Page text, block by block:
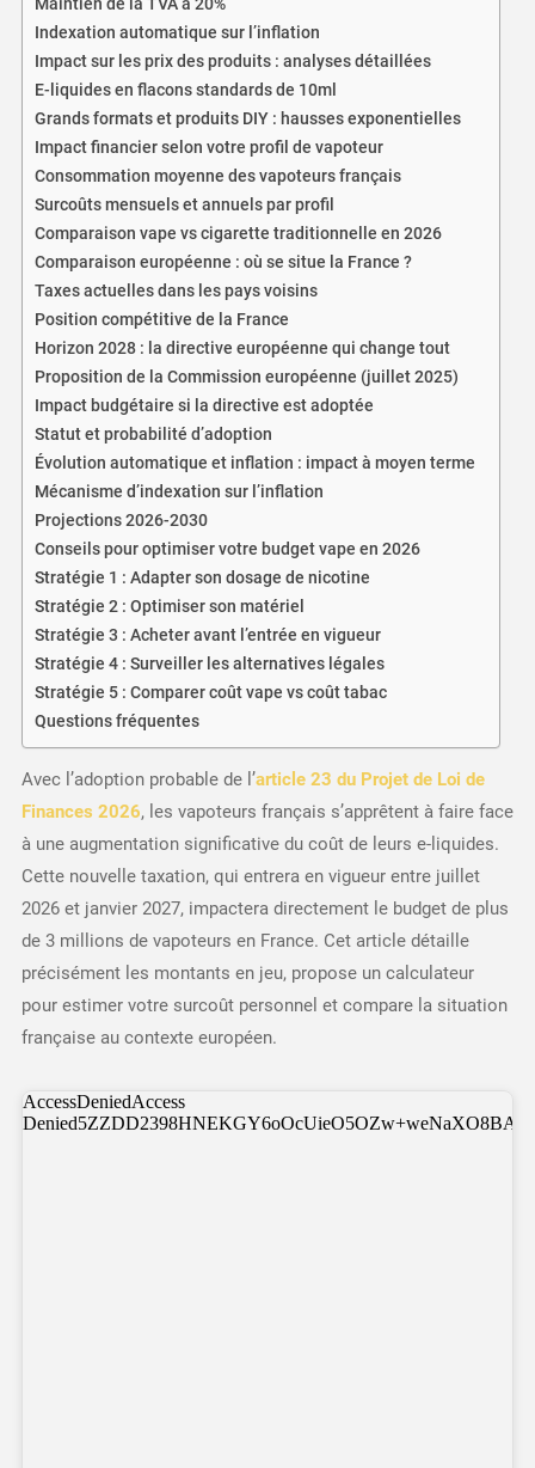
Maintien de la TVA à 20%
Indexation automatique sur l’inflation
Impact sur les prix des produits : analyses détaillées
E-liquides en flacons standards de 10ml
Grands formats et produits DIY : hausses exponentielles
Impact financier selon votre profil de vapoteur
Consommation moyenne des vapoteurs français
Surcoûts mensuels et annuels par profil
Comparaison vape vs cigarette traditionnelle en 2026
Comparaison européenne : où se situe la France ?
Taxes actuelles dans les pays voisins
Position compétitive de la France
Horizon 2028 : la directive européenne qui change tout
Proposition de la Commission européenne (juillet 2025)
Impact budgétaire si la directive est adoptée
Statut et probabilité d’adoption
Évolution automatique et inflation : impact à moyen terme
Mécanisme d’indexation sur l’inflation
Projections 2026-2030
Conseils pour optimiser votre budget vape en 2026
Stratégie 1 : Adapter son dosage de nicotine
Stratégie 2 : Optimiser son matériel
Stratégie 3 : Acheter avant l’entrée en vigueur
Stratégie 4 : Surveiller les alternatives légales
Stratégie 5 : Comparer coût vape vs coût tabac
Questions fréquentes
Avec l’adoption probable de l’article 23 du Projet de Loi de
Finances 2026, les vapoteurs français s’apprêtent à faire face
à une augmentation significative du coût de leurs e-liquides.
Cette nouvelle taxation, qui entrera en vigueur entre juillet
2026 et janvier 2027, impactera directement le budget de plus
de 3 millions de vapoteurs en France. Cet article détaille
précisément les montants en jeu, propose un calculateur
pour estimer votre surcoût personnel et compare la situation
française au contexte européen.​